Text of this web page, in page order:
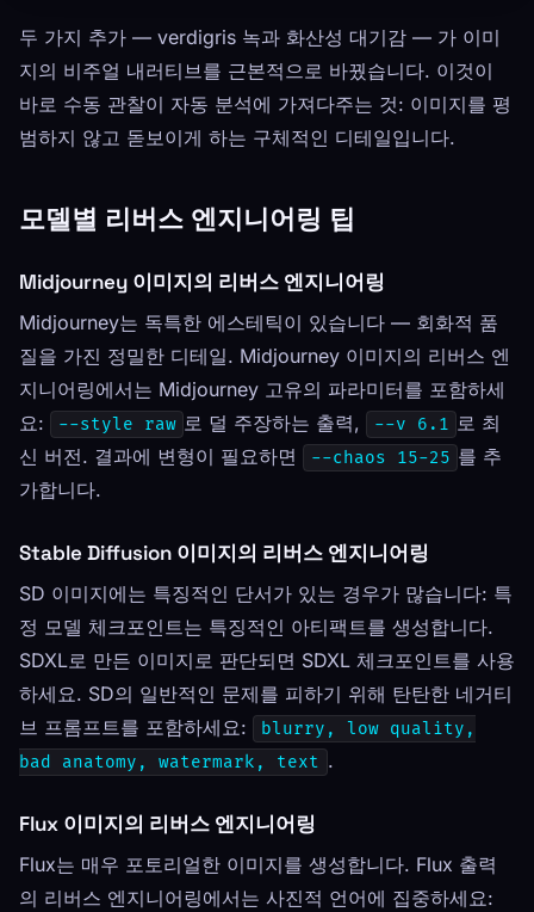
두 가지 추가 — verdigris 녹과 화산성 대기감 — 가 이미
지의 비주얼 내러티브를 근본적으로 바꿨습니다. 이것이
바로 수동 관찰이 자동 분석에 가져다주는 것: 이미지를 평
범하지 않고 돋보이게 하는 구체적인 디테일입니다.
모델별 리버스 엔지니어링 팁
Midjourney 이미지의 리버스 엔지니어링
Midjourney는 독특한 에스테틱이 있습니다 — 회화적 품
질을 가진 정밀한 디테일. Midjourney 이미지의 리버스 엔
지니어링에서는 Midjourney 고유의 파라미터를 포함하세
요:
--style raw 로 덜 주장하는 출력, --v 6.1 로 최
신 버전. 결과에 변형이 필요하면
--chaos 15-25 를 추
가합니다.
Stable Diffusion 이미지의 리버스 엔지니어링
SD 이미지에는 특징적인 단서가 있는 경우가 많습니다: 특
정 모델 체크포인트는 특징적인 아티팩트를 생성합니다.
SDXL로 만든 이미지로 판단되면 SDXL 체크포인트를 사용
하세요. SD의 일반적인 문제를 피하기 위해 탄탄한 네거티
브 프롬프트를 포함하세요:
blurry, low quality,
bad anatomy, watermark, text .
Flux 이미지의 리버스 엔지니어링
Flux는 매우 포토리얼한 이미지를 생성합니다. Flux 출력
의 리버스 엔지니어링에서는 사진적 언어에 집중하세요: